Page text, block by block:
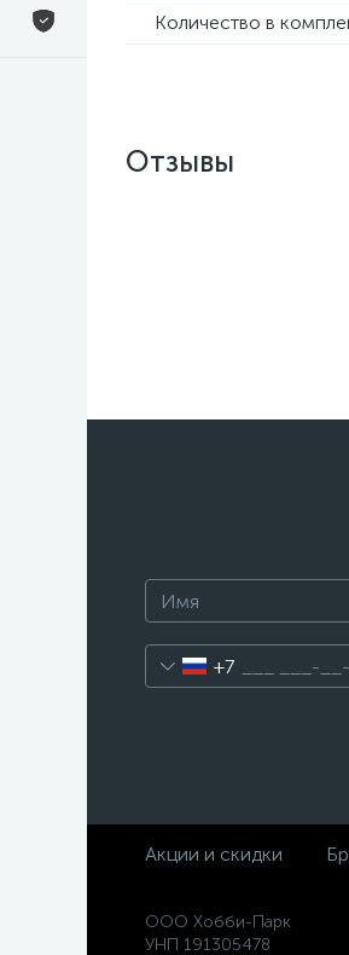
Количество в
Отзывы
+7
Акции и скидки
ООО Хобби-Парк
УНП 191305478